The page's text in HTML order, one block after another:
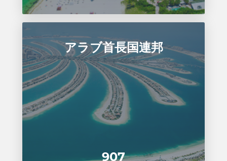
907
アラブ首長国連邦